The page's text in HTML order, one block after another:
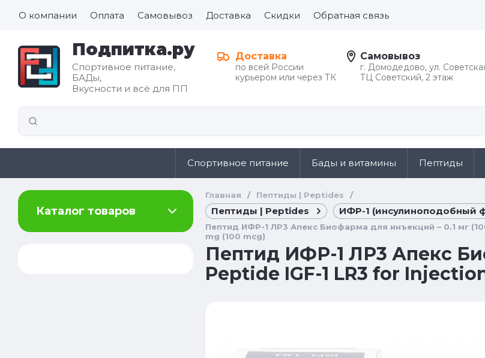
О компании Оплата Самовывоз Доставка Скидки Обратная связь
Подпитка.ру
Спортивное питание,
БАДы,
Вкусности и всё для ПП
Доставка
по всей России
курьером или через ТК
Самовывоз
г. Домодедово, ул.
ТЦ Советский, 2 этаж
Спортивное питание Бады и витамины Пептиды
Каталог товаров
Главная / Пептиды | Peptides /
Пептиды | Peptides ИФР-1 (инсулиноподобный
Пептид ИФР-1 ЛР3 Апекс Биофарма для инъекций – 0.1 мг
mg (100 mcg)
Пептид ИФР-1 ЛР3 Апекс
Peptide IGF-1 LR3 for
Все для
здорового
питания